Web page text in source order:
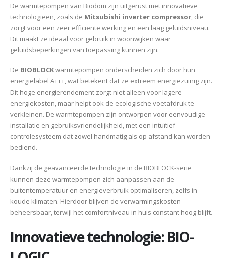
De warmtepompen van Biodom zijn uitgerust met innovatieve
technologieën, zoals de Mitsubishi inverter compressor , die
zorgt voor een zeer efficiënte werking en een laag geluidsniveau.
Dit maakt ze ideaal voor gebruik in woonwijken waar
geluidsbeperkingen van toepassing kunnen zijn.
De BIOBLOCKwarmtepompen onderscheiden zich door hun
energielabel A+++, wat betekent dat ze extreem energiezuinig zijn.
Dit hoge energierendement zorgt niet alleen voor lagere
energiekosten, maar helpt ook de ecologische voetafdruk te
verkleinen. De warmtepompen zijn ontworpen voor eenvoudige
installatie en gebruiksvriendelijkheid, met een intuïtief
controlesysteem dat zowel handmatig als op afstand kan worden
bediend.
Dankzij de geavanceerde technologie in de BIOBLOCK-serie
kunnen deze warmtepompen zich aanpassen aan de
buitentemperatuur en energieverbruik optimaliseren, zelfs in
koude klimaten. Hierdoor blijven de verwarmingskosten
beheersbaar, terwijl het comfortniveau in huis constant hoog blijft.
Innovatieve technologie: BIO-